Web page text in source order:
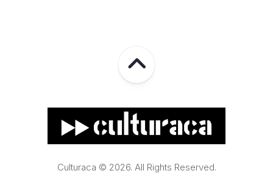
Culturaca © 2026. All Rights Reserved.